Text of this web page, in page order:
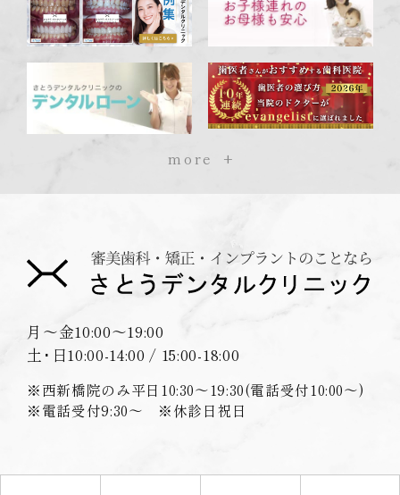
more
月〜金10:00〜19:00
土･日10:00-14:00 / 15:00-18:00
※西新橋院のみ平日10:30〜19:30(電話受付10:00〜)
※電話受付9:30〜 ※休診日祝日